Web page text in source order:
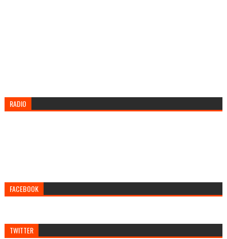
RADIO
FACEBOOK
TWITTER